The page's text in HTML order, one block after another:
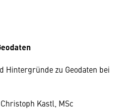
Hintergründe zu Geodaten bei
Kastl, MSc